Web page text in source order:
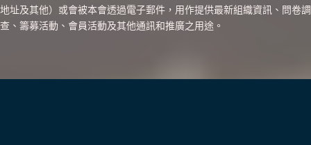
地址及其他）或會被本會透過電子郵件，用作提供最新組織資訊、問卷調
查、籌募活動、會員活動及其他通訊和推廣之用途。